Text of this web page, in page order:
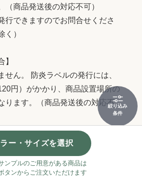
絞り込み
条件
ー・サイズを選択
ンプルのご用意がある商品は
タンからご注文いただけます
（商品発送後の対応不可）
行できますのでお問合せくださ
く）
】
せん。 防炎ラベルの発行には、
円）がかかり、商品設置場所の
ります。（商品発送後の対応不
事前にお問い合わせください。